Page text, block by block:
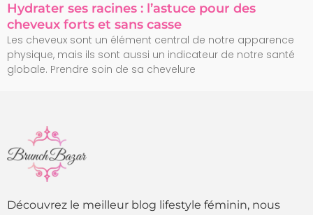
Hydrater ses racines : l’astuce pour des
cheveux forts et sans casse
Les cheveux sont un élément central de notre apparence
physique, mais ils sont aussi un indicateur de notre santé
globale. Prendre soin de sa chevelure
Découvrez le meilleur blog lifestyle féminin, nous